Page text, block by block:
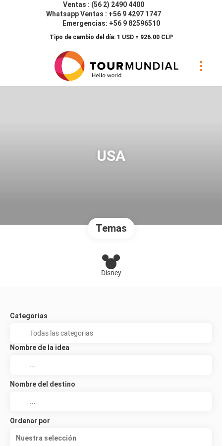
Ventas : (56 2) 2490 4400
Whatsapp Ventas : +56 9 4297 1747
Emergencias: +56 9 82596510
Tipo de cambio del día: 1 USD = 926.00 CLP
USA
Temas
Disney
Categorias
Nombre de la idea
Nombre del destino
Ordenar por
Nuestra selección